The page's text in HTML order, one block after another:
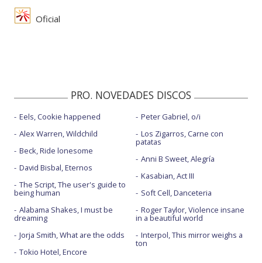
Oficial
PRO. NOVEDADES DISCOS
Eels, Cookie happened
Alex Warren, Wildchild
Beck, Ride lonesome
David Bisbal, Eternos
The Script, The user's guide to
being human
Alabama Shakes, I must be
dreaming
Jorja Smith, What are the odds
Tokio Hotel, Encore
Peter Gabriel, o/i
Los Zigarros, Carne con
patatas
Anni B Sweet, Alegría
Kasabian, Act III
Soft Cell, Danceteria
Roger Taylor, Violence insane
in a beautiful world
Interpol, This mirror weighs a
ton